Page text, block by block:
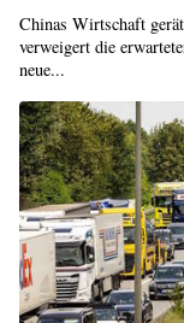
Chinas Wirtschaft
verweigert die
neue...